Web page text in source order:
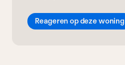
Reageren op deze woning